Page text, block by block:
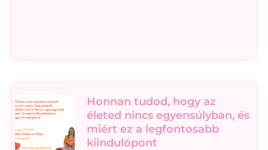
Honnan tudod, hogy az
életed nincs egyensúlyban, és
miért ez a legfontosabb
kiindulópont